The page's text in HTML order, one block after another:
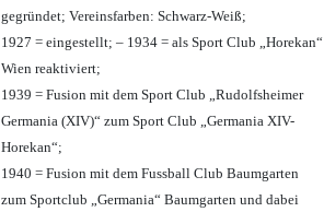
gegründet; Vereinsfarben: Schwarz-Weiß;
1927 = eingestellt; – 1934 = als Sport Club „Horekan“
Wien reaktiviert;
1939 = Fusion mit dem Sport Club „Rudolfsheimer
Germania (XIV)“ zum Sport Club „Germania XIV-
Horekan“;
1940 = Fusion mit dem Fussball Club Baumgarten
zum Sportclub „Germania“ Baumgarten und dabei